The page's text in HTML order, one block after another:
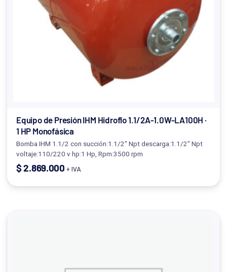
Equipo de Presión IHM Hidroflo 1.1/2A-1.0W-LA100H ·
1 HP Monofásica
Bomba IHM 1.1/2 con succión:1.1/2" Npt descarga:1.1/2" Npt
voltaje:110/220 v hp:1 Hp, Rpm:3500 rpm
$2.869.000 + IVA